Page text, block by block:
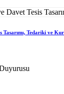
Tasarımı, Tedariki ve